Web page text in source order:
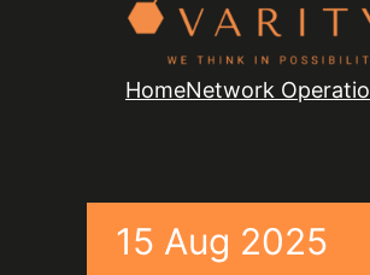
HomeNetwork
15 Aug 2025